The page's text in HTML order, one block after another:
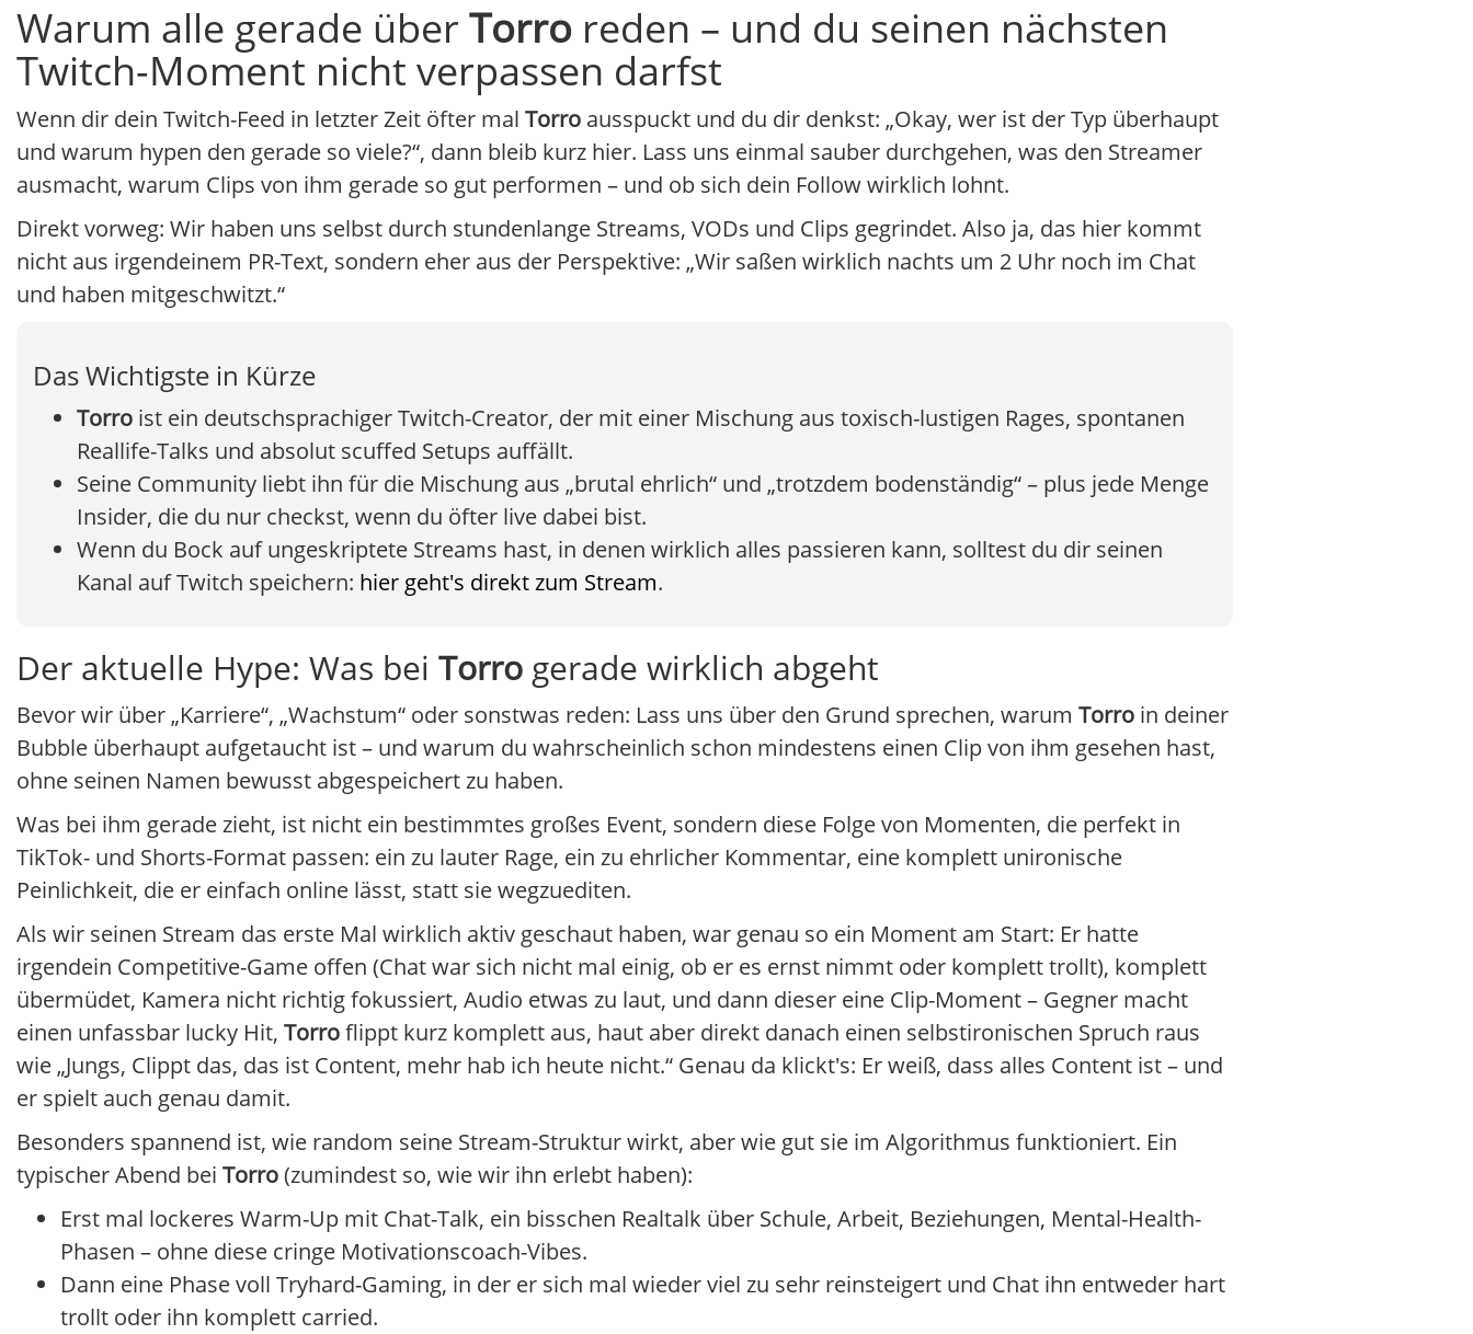
Warum alle gerade über Torro reden – und du seinen nächsten
Twitch-Moment nicht verpassen darfst
Wenn dir dein Twitch-Feed in letzter Zeit öfter mal Torro ausspuckt und du dir denkst: „Okay, wer ist der Typ überhaupt
und warum hypen den gerade so viele?“, dann bleib kurz hier. Lass uns einmal sauber durchgehen, was den Streamer
ausmacht, warum Clips von ihm gerade so gut performen – und ob sich dein Follow wirklich lohnt.
Direkt vorweg: Wir haben uns selbst durch stundenlange Streams, VODs und Clips gegrindet. Also ja, das hier kommt
nicht aus irgendeinem PR-Text, sondern eher aus der Perspektive: „Wir saßen wirklich nachts um 2 Uhr noch im Chat
und haben mitgeschwitzt.“
Das Wichtigste in Kürze
Torro ist ein deutschsprachiger Twitch-Creator, der mit einer Mischung aus toxisch-lustigen Rages, spontanen
Reallife-Talks und absolut scuffed Setups auffällt.
Seine Community liebt ihn für die Mischung aus „brutal ehrlich“ und „trotzdem bodenständig“ – plus jede Menge
Insider, die du nur checkst, wenn du öfter live dabei bist.
Wenn du Bock auf ungeskriptete Streams hast, in denen wirklich alles passieren kann, solltest du dir seinen
Kanal auf Twitch speichern: hier geht's direkt zum Stream.
Der aktuelle Hype: Was bei Torro gerade wirklich abgeht
Bevor wir über „Karriere“, „Wachstum“ oder sonstwas reden: Lass uns über den Grund sprechen, warum Torro in deiner
Bubble überhaupt aufgetaucht ist – und warum du wahrscheinlich schon mindestens einen Clip von ihm gesehen hast,
ohne seinen Namen bewusst abgespeichert zu haben.
Was bei ihm gerade zieht, ist nicht ein bestimmtes großes Event, sondern diese Folge von Momenten, die perfekt in
TikTok- und Shorts-Format passen: ein zu lauter Rage, ein zu ehrlicher Kommentar, eine komplett unironische
Peinlichkeit, die er einfach online lässt, statt sie wegzuediten.
Als wir seinen Stream das erste Mal wirklich aktiv geschaut haben, war genau so ein Moment am Start: Er hatte
irgendein Competitive-Game offen (Chat war sich nicht mal einig, ob er es ernst nimmt oder komplett trollt), komplett
übermüdet, Kamera nicht richtig fokussiert, Audio etwas zu laut, und dann dieser eine Clip-Moment – Gegner macht
einen unfassbar lucky Hit, Torroflippt kurz komplett aus, haut aber direkt danach einen selbstironischen Spruch raus
wie „Jungs, Clippt das, das ist Content, mehr hab ich heute nicht.“ Genau da klickt's: Er weiß, dass alles Content ist – und
er spielt auch genau damit.
Besonders spannend ist, wie random seine Stream-Struktur wirkt, aber wie gut sie im Algorithmus funktioniert. Ein
typischer Abend bei Torro(zumindest so, wie wir ihn erlebt haben):
Erst mal lockeres Warm-Up mit Chat-Talk, ein bisschen Realtalk über Schule, Arbeit, Beziehungen, Mental-Health-
Phasen – ohne diese cringe Motivationscoach-Vibes.
Dann eine Phase voll Tryhard-Gaming, in der er sich mal wieder viel zu sehr reinsteigert und Chat ihn entweder hart
trollt oder ihn komplett carried.